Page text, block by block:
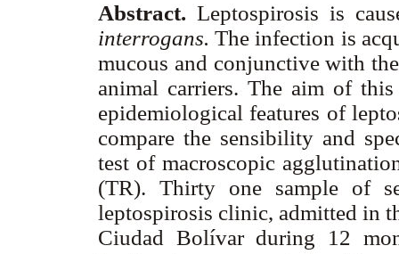
Abstract. Leptospirosis is
interrogans. The infection is
mucous and conjunctive with
animal carriers. The aim of
epidemiological features of
compare the sensibility and
test of macroscopic
(TR). Thirty one sample of
leptospirosis clinic, admitted in
Ciudad Bolívar during 12